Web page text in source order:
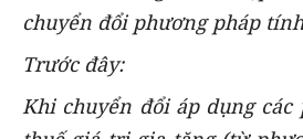
chuyển đổi phương pháp
Trước đây:
Khi chuyển đổi áp dụng